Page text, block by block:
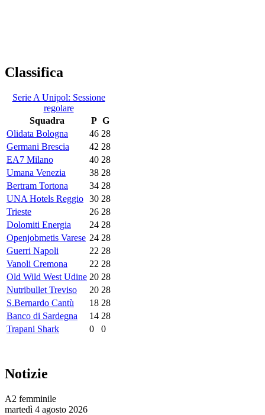
Classifica
Serie A Unipol: Sessione
regolare
Squadra
P G
Olidata Bologna
46 28
Germani Brescia
42 28
EA7 Milano
40 28
Umana Venezia
38 28
Bertram Tortona
34 28
UNA Hotels Reggio 30 28
Trieste
26 28
Dolomiti Energia
24 28
Openjobmetis Varese 24 28
Guerri Napoli
22 28
Vanoli Cremona
22 28
Old Wild West Udine 20 28
Nutribullet Treviso
20 28
S.Bernardo Cantù
18 28
Banco di Sardegna
14 28
Trapani Shark
0 0
Notizie
A2 femminile
martedì 4 agosto 2026